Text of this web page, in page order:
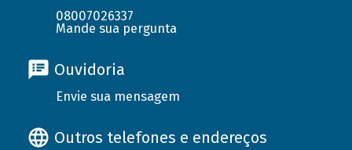
08007026337
Mande sua pergunta
Ouvidoria
Envie sua mensagem
Outros telefones e endereços